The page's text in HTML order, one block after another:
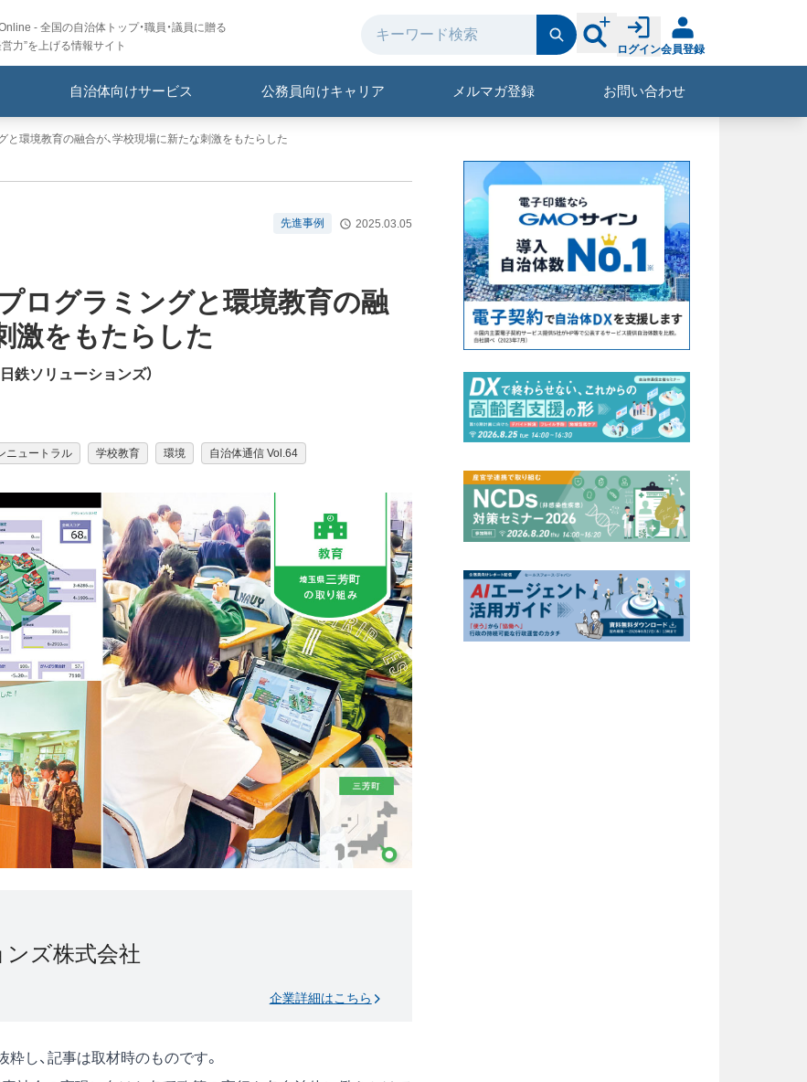
- 全国の自治体トップ・職員・議員に贈る
力”を上げる情報サイト
ログイン会員登録
自治体向けサービス 公務員向けキャリア メルマガ登録 お問い合わせ
と環境教育の融合が、学校現場に新たな刺激をもたらした
先進事例 2025.03.05
ログラミングと環境教育の融
激をもたらした
鉄ソリューションズ）
ニュートラル 学校教育 環境 自治体通信 Vol.64
ンズ株式会社
企業詳細はこちら
し、記事は取材時のものです。